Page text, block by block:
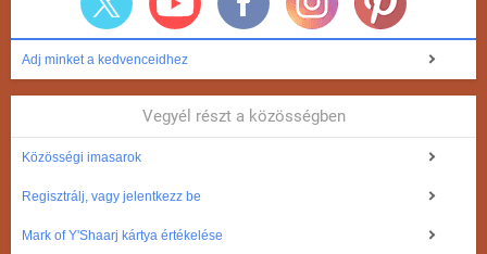
Adj minket a kedvenceidhez
Vegyél részt a közösségben
Közösségi imasarok
Regisztrálj, vagy jelentkezz be
Mark of Y'Shaarj kártya értékelése